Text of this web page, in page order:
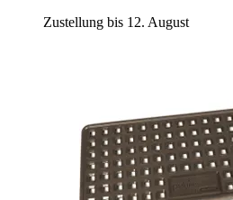
Zustellung bis 12. August